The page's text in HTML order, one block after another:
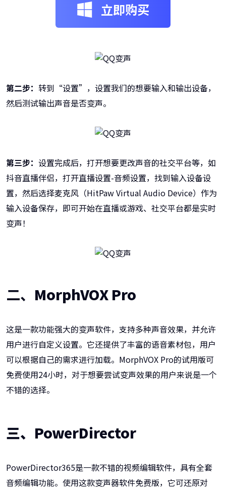
立即购买
第二步： 转到“设置”，设置我们的想要输入和输出设备，
然后测试输出声音是否变声。
第三步： 设置完成后，打开想要更改声音的社交平台等，如
抖音直播伴侣，打开直播设置-音频设置，找到输入设备设
置，然后选择麦克风（HitPaw Virtual Audio Device）作为
输入设备保存，即可开始在直播或游戏、社交平台都是实时
变声！
二、 MorphVOX Pro
这是一款功能强大的变声软件，支持多种声音效果，并允许
用户进行自定义设置。它还提供了丰富的语音素材包，用户
可以根据自己的需求进行加载。MorphVOX Pro的试用版可
免费使用24小时，对于想要尝试变声效果的用户来说是一个
不错的选择。
三、 PowerDirector
PowerDirector365是一款不错的视频编辑软件，具有全套
音频编辑功能。使用这款变声器软件免费版，它可还原对